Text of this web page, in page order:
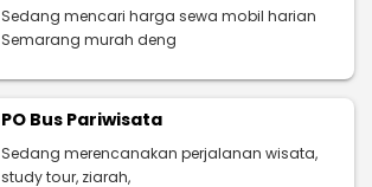
Sedang mencari harga sewa mobil harian
Semarang murah deng
PO Bus Pariwisata
Sedang merencanakan perjalanan wisata,
study tour, ziarah,